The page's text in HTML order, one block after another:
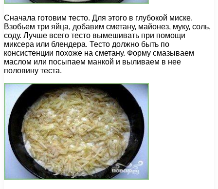
Сначала готовим тесто. Для этого в глубокой миске.
Взобьем три яйца, добавим сметану, майонез, муку, соль,
соду. Лучше всего тесто вымешивать при помощи
миксера или блендера. Тесто должно быть по
консистенции похоже на сметану. Форму смазываем
маслом или посыпаем манкой и выливаем в нее
половину теста.